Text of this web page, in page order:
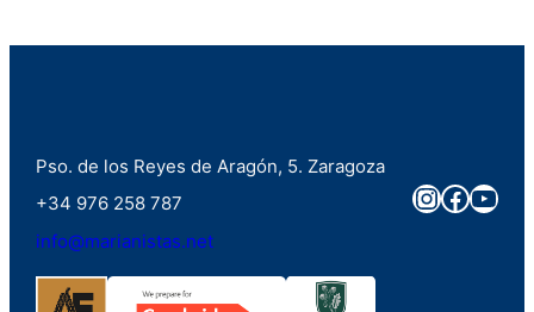
Pso. de los Reyes de Aragón, 5. Zaragoza
+34 976 258 787
info@marianistas.net